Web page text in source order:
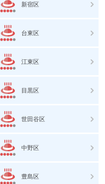
新宿区
台東区
江東区
目黒区
世田谷区
中野区
豊島区